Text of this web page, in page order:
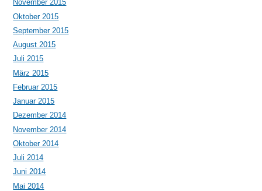
November 2015
Oktober 2015
September 2015
August 2015
Juli 2015
März 2015
Februar 2015
Januar 2015
Dezember 2014
November 2014
Oktober 2014
Juli 2014
Juni 2014
Mai 2014